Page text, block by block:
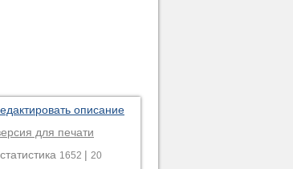
описание
для печати
статистика 1652 | 20